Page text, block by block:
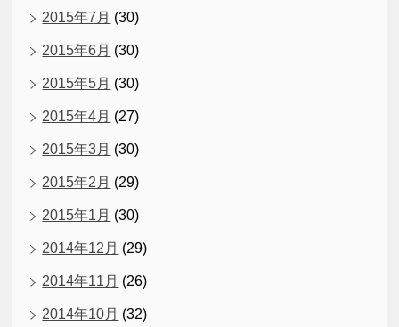
2015年7月 (30)
2015年6月 (30)
2015年5月 (30)
2015年4月 (27)
2015年3月 (30)
2015年2月 (29)
2015年1月 (30)
2014年12月 (29)
2014年11月 (26)
2014年10月 (32)